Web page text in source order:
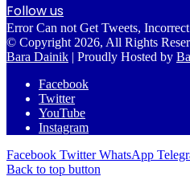
Follow us
Error Can not Get Tweets,
© Copyright 2026, All Rights
Bara Dainik | Proudly Hosted by
Facebook
Twitter
YouTube
Instagram
Facebook Twitter WhatsApp
Back to top button